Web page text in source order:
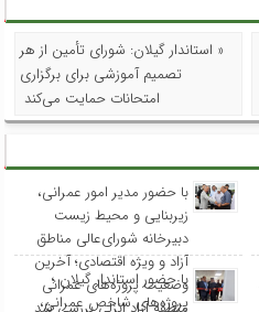
« استاندار گیلان: شورای تأمین از هر
تصمیم آموزشی برای برگزاری
امتحانات حمایت می‌کند
با حضور مدیر امور عمرانی،
زیربنایی و محیط زیست
دبیرخانه شورای‌عالی مناطق
آزاد و ویژه اقتصادی؛ آخرین
وضعیت پروژه‌های عمرانی
با حضور استاندار گیلان ؛
پروژه‌های شاخص عمرانی،